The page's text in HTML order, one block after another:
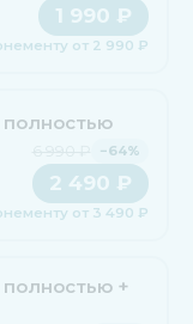
1 990 ₽
от 2 990 ₽
−64%
2 490 ₽
от 3 490 ₽
+